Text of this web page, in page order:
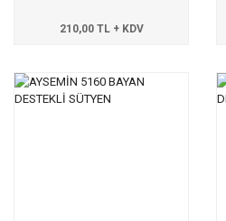
210,00 TL + KDV